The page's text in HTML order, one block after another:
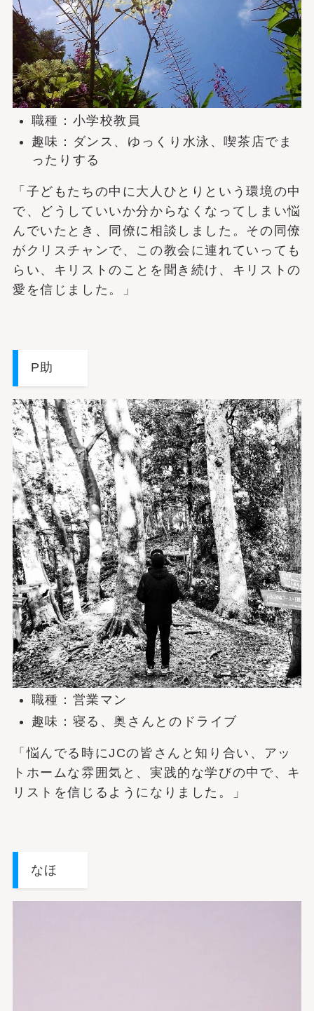
職種：小学校教員
趣味：ダンス、ゆっくり水泳、喫茶店でま
ったりする
「子どもたちの中に大人ひとりという環境の中
で、どうしていいか分からなくなってしまい悩
んでいたとき、同僚に相談しました。その同僚
がクリスチャンで、この教会に連れていっても
らい、キリストのことを聞き続け、キリストの
愛を信じました。」
P助
職種：営業マン
趣味：寝る、奥さんとのドライブ
「悩んでる時にJCの皆さんと知り合い、アッ
トホームな雰囲気と、実践的な学びの中で、キ
リストを信じるようになりました。」
なほ